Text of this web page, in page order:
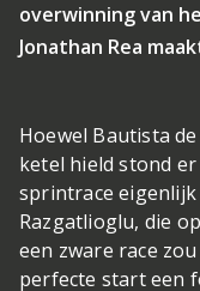
overwinning van
Jonathan Rea
Hoewel Bautista
ketel hield stond
sprintrace
Razgatlioglu, die
een zware race
perfecte start een